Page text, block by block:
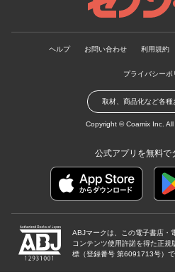
ヘルプ お問い合わせ 利用規約
プライバシーポ
取材、商品化など各種
Copyright ©Coamix Inc. All
公式アプリを無料で
ABJマークは、この電子書店・
コンテンツ使用許諾を得た正規
標（登録番号 第6091713号）で